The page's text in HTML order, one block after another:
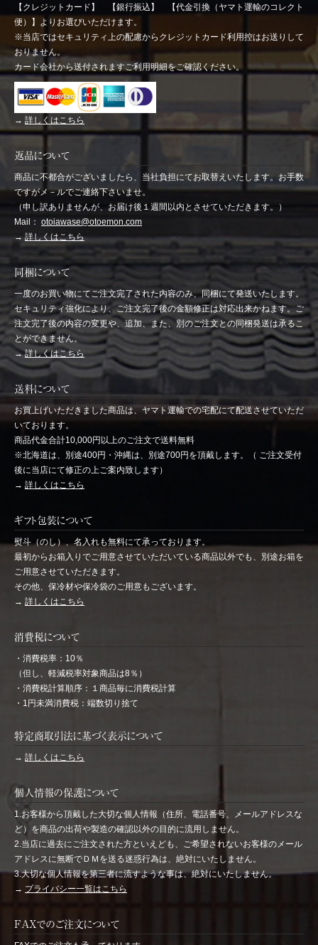
【クレジットカード】 【銀行振込】 【代金引換（ヤマト運輸のコレクト
便）】よりお選びいただけます。
※当店ではセキュリティ上の配慮からクレジットカード利用控はお送りして
おりません。
カード会社から送付されますご利用明細をご確認ください。
→ 詳しくはこちら
返品について
商品に不都合がございましたら、当社負担にてお取替えいたします。お手数
ですがメ－ルでご連絡下さいませ。
（申し訳ありませんが、お届け後１週間以内とさせていただきます。）
Mail： otoiawase@otoemon.com
→詳しくはこちら
同梱について
一度のお買い物にてご注文完了された内容のみ、同梱にて発送いたします。
セキュリティ強化により、ご注文完了後の金額修正は対応出来かねます。ご
注文完了後の内容の変更や、追加、また、別のご注文との同梱発送は承るこ
とができません。
→詳しくはこちら
送料について
お買上げいただきました商品は、ヤマト運輸での宅配にて配送させていただ
いております。
商品代金合計10,000円以上のご注文で送料無料
※北海道は、別途400円・沖縄は、別途700円を頂戴します。（ ご注文受付
後に当店にて修正の上ご案内致します）
→ 詳しくはこちら
ギフト包装について
熨斗（のし）、名入れも無料にて承っております。
最初からお箱入りでご用意させていただいている商品以外でも、別途お箱を
ご用意させていただきます。
その他、保冷材や保冷袋のご用意もございます。
→ 詳しくはこちら
消費税について
・消費税率：10％
（但し、軽減税率対象商品は8％）
・消費税計算順序：１商品毎に消費税計算
・1円未満消費税：端数切り捨て
特定商取引法に基づく表示について
→ 詳しくはこちら
個人情報の保護について
1.お客様から頂戴した大切な個人情報（住所、電話番号、メールアドレスな
ど）を商品の出荷や製造の確認以外の目的に流用しません。
2.当店に過去にご注文された方といえども、ご希望されないお客様のメール
アドレスに無断でＤＭを送る迷惑行為は、絶対にいたしません。
3.大切な個人情報を第三者に流すような事は、絶対にいたしません。
→ プライバシー一覧はこちら
FAXでのご注文について